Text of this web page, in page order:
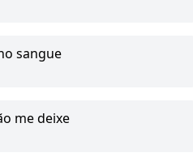
sangue
me deixe